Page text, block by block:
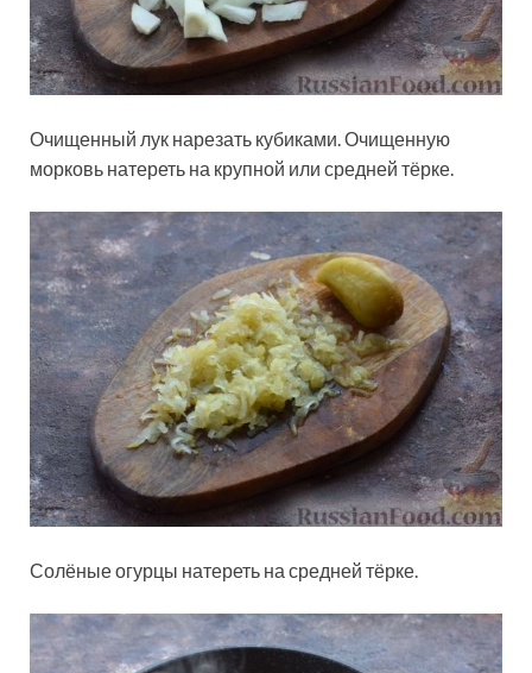
Очищенный лук нарезать кубиками. Очищенную
морковь натереть на крупной или средней тёрке.
Солёные огурцы натереть на средней тёрке.